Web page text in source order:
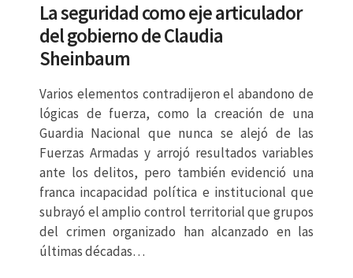
La seguridad como eje articulador
del gobierno de Claudia
Sheinbaum
Varios elementos contradijeron el abandono de
lógicas de fuerza, como la creación de una
Guardia Nacional que nunca se alejó de las
Fuerzas Armadas y arrojó resultados variables
ante los delitos, pero también evidenció una
franca incapacidad política e institucional que
subrayó el amplio control territorial que grupos
del crimen organizado han alcanzado en las
últimas décadas…